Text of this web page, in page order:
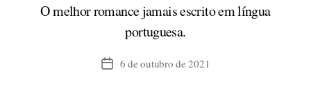
O melhor romance jamais escrito em língua
portuguesa.
Data6 de outubro de 2021